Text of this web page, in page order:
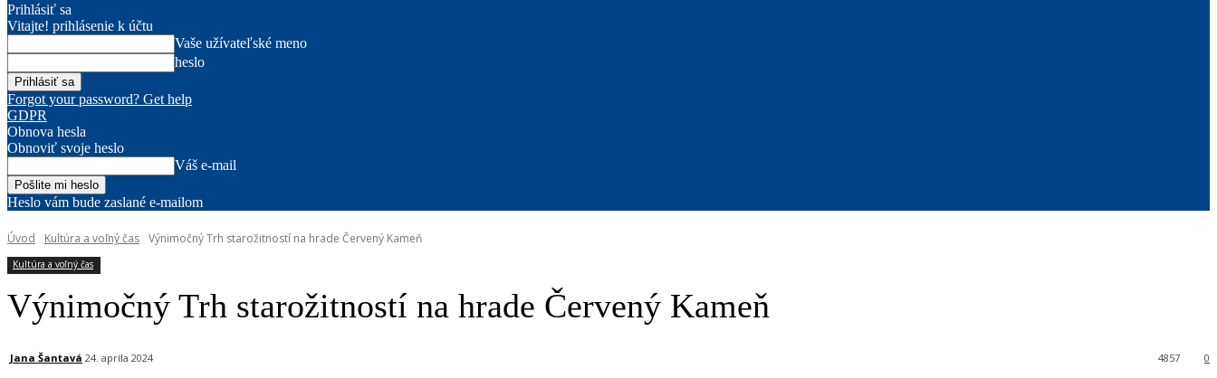
Prihlásiť sa
Vitajte! prihlásenie k účtu
Vaše užívateľské meno
heslo
Forgot your password? Get help
GDPR
Obnova hesla
Obnoviť svoje heslo
Váš e-mail
Heslo vám bude zaslané e-mailom
Úvod Kultúra a voľný čas Výnimočný Trh starožitností na hrade Červený Kameň
Kultúra a voľný čas
Výnimočný Trh starožitností na hrade Červený Kameň
Jana Šantavá 24. apríla 2024 0
4857